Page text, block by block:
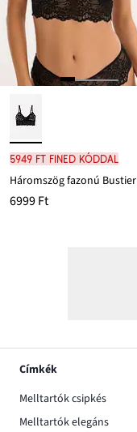
5949 Ft FINED kóddal
6999 Ft
Címkék
Melltartók csipkés
Melltartók elegáns